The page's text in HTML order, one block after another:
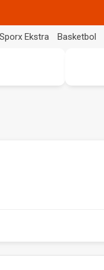
Sporx Ekstra Basketbol